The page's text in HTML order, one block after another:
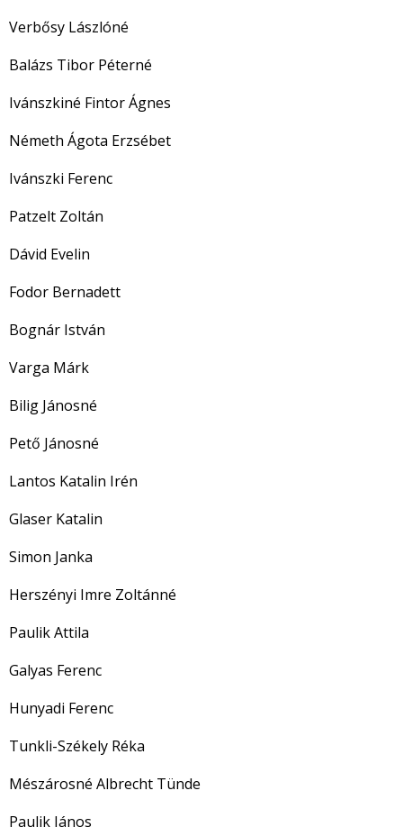
Verbősy Lászlóné
Balázs Tibor Péterné
Ivánszkiné Fintor Ágnes
Németh Ágota Erzsébet
Ivánszki Ferenc
Patzelt Zoltán
Dávid Evelin
Fodor Bernadett
Bognár István
Varga Márk
Bilig Jánosné
Pető Jánosné
Lantos Katalin Irén
Glaser Katalin
Simon Janka
Herszényi Imre Zoltánné
Paulik Attila
Galyas Ferenc
Hunyadi Ferenc
Tunkli-Székely Réka
Mészárosné Albrecht Tünde
Paulik János